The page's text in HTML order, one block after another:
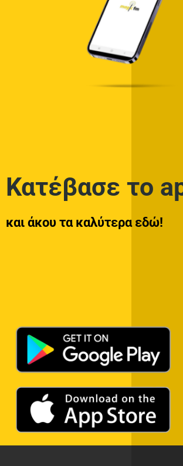
Κατέβασε το
και άκου τα καλύτερα εδώ!